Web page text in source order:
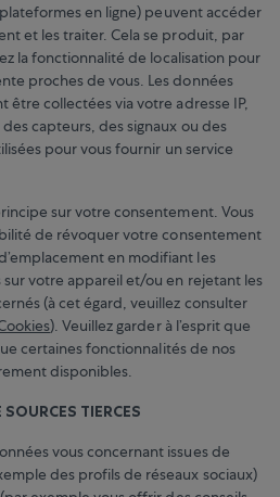
en ligne) peuvent accéder
et les traiter. Cela se produit, par
la fonctionnalité de localisation pour
proches de vous. Les données
être collectées via votre adresse IP,
capteurs, des signaux ou des
pour vous fournir un service
sur votre consentement. Vous
de révoquer votre consentement
en modifiant les
votre appareil et/ou en rejetant les
(à cet égard, veuillez consulter
). Veuillez garder à l’esprit que
certaines fonctionnalités de nos
disponibles.
TIERCES
vous concernant issues de
des profils de réseaux sociaux)